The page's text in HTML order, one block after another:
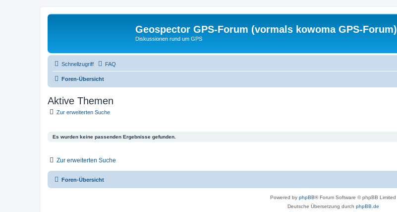
Geospector GPS-Forum (vormals kowoma GPS-Forum)
Diskussionen rund um GPS
Schnellzugriff FAQ
Foren-Übersicht
Aktive Themen
Zur erweiterten Suche
Es wurden keine passenden Ergebnisse gefunden.
Zur erweiterten Suche
Foren-Übersicht
Powered by phpBB® Forum Software © phpBB Limited
Deutsche Übersetzung durch phpBB.de